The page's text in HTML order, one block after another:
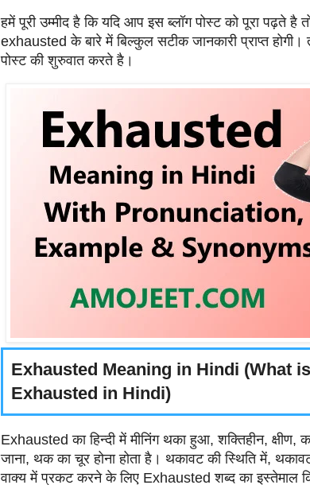
हमें पूरी उम्मीद है कि यदि आप इस ब्लॉग पोस्ट को पूरा पढ़ते
exhausted के बारे में बिल्कुल सटीक जानकारी प्राप्त
पोस्ट की शुरुवात करते है।
Exhausted Meaning in Hindi (What
Exhausted in Hindi)
Exhausted का हिन्दी में मीनिंग थका हुआ, शक्तिहीन, क्षीण,
जाना, थक का चूर होना होता है। थकावट की स्थिति में,
वाक्य में प्रकट करने के लिए Exhausted शब्द का इस्तेमाल